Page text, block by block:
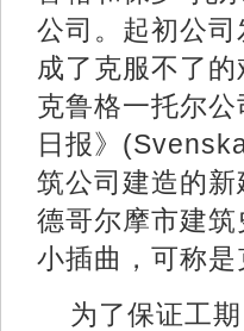
公司。起初公
成了克服不了
克鲁格一托尔
日报》
筑公司建造的
德哥尔摩市建
小插曲，可称
为了保证工